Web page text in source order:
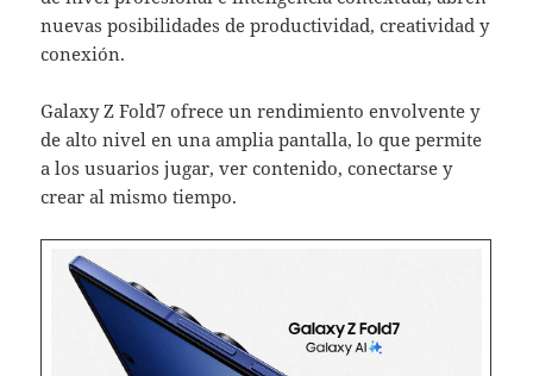
nuevas posibilidades de productividad, creatividad y
conexión.
Galaxy Z Fold7 ofrece un rendimiento envolvente y
de alto nivel en una amplia pantalla, lo que permite
a los usuarios jugar, ver contenido, conectarse y
crear al mismo tiempo.